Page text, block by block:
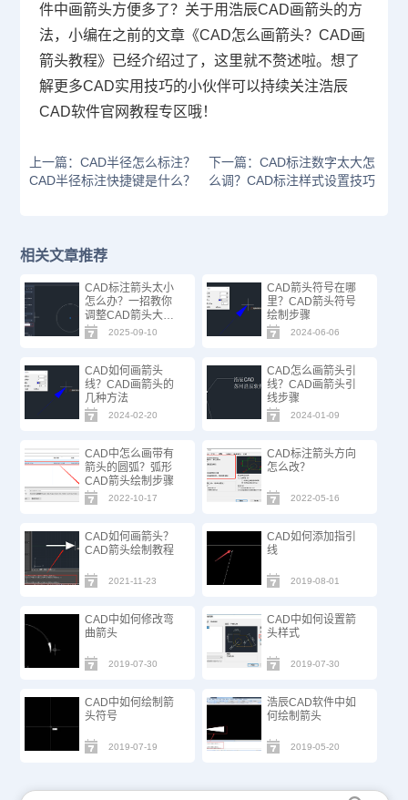
件中画箭头方便多了？关于用浩辰CAD画箭头的方
法，小编在之前的文章《CAD怎么画箭头？CAD画
箭头教程》已经介绍过了，这里就不赘述啦。想了
解更多CAD实用技巧的小伙伴可以持续关注浩辰
CAD软件官网教程专区哦！
上一篇：CAD半径怎么标注？
CAD半径标注快捷键是什么？
下一篇：CAD标注数字太大怎
么调？CAD标注样式设置技巧
相关文章推荐
CAD标注箭头太小
怎么办？一招教你
调整CAD箭头大
小！
2025-09-10
CAD箭头符号在哪
里？CAD箭头符号
绘制步骤
2024-06-06
CAD如何画箭头
线？CAD画箭头的
几种方法
2024-02-20
CAD怎么画箭头引
线？CAD画箭头引
线步骤
2024-01-09
CAD中怎么画带有
箭头的圆弧？弧形
CAD箭头绘制步骤
2022-10-17
CAD标注箭头方向
怎么改？
2022-05-16
CAD如何画箭头？
CAD箭头绘制教程
2021-11-23
CAD如何添加指引
线
2019-08-01
CAD中如何修改弯
曲箭头
2019-07-30
CAD中如何设置箭
头样式
2019-07-30
CAD中如何绘制箭
头符号
2019-07-19
浩辰CAD软件中如
何绘制箭头
2019-05-20